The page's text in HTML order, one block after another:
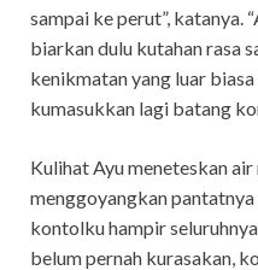
sampai ke perut”, katanya.
biarkan dulu kutahan rasa
kenikmatan yang luar
kumasukkan lagi batang
Kulihat Ayu meneteskan
menggoyangkan
kontolku hampir
belum pernah kurasakan,